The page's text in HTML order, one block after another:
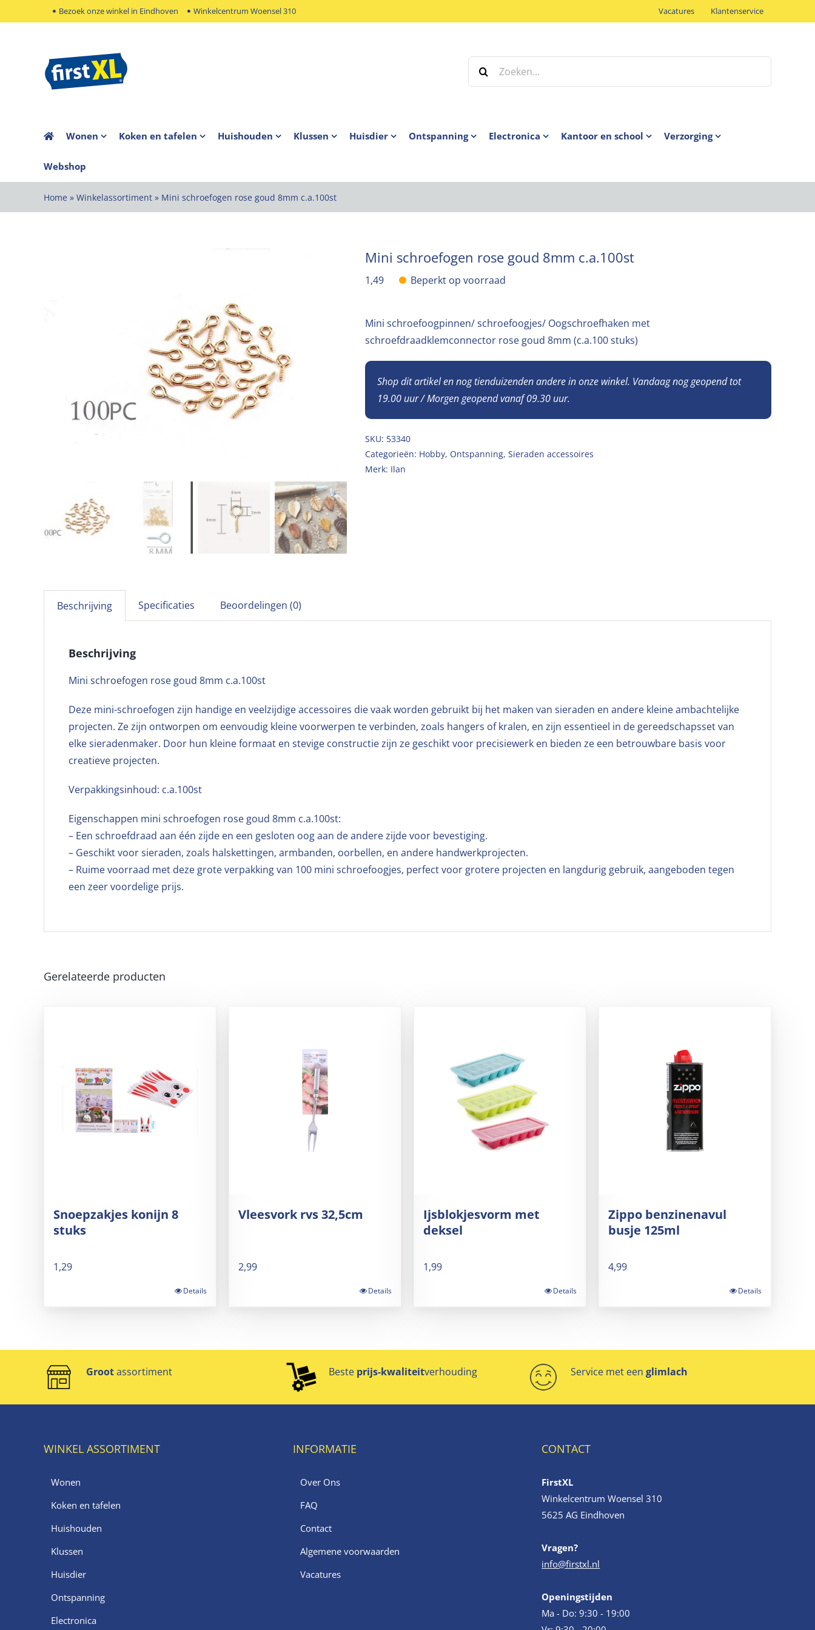
naar
Bezoek onze winkel in Eindhoven Winkelcentrum Woensel 310 Vacatures Klantenservice
Zoeken
naar:
Wonen Koken en tafelen Huishouden Klussen Huisdier Ontspanning Electronica Kantoor en school Verzorging
Webshop
Home » Winkelassortiment » Mini schroefogen rose goud 8mm c.a.100st
Mini schroefogen rose goud 8mm c.a.100st
1,49 Beperkt op voorraad
Mini schroefoogpinnen/ schroefoogjes/ Oogschroefhaken met
schroefdraadklemconnector rose goud 8mm (c.a.100 stuks)
Shop dit artikel en nog tienduizenden andere in onze winkel. Vandaag nog geopend tot
19.00 uur / Morgen geopend vanaf 09.30 uur.
SKU: 53340
Categorieën: Hobby, Ontspanning, Sieraden accessoires
Merk: Ilan
Beschrijving Specificaties Beoordelingen (0)
Beschrijving
Mini schroefogen rose goud 8mm c.a.100st
Deze mini-schroefogen zijn handige en veelzijdige accessoires die vaak worden gebruikt bij het maken van sieraden en andere kleine ambachtelijke
projecten. Ze zijn ontworpen om eenvoudig kleine voorwerpen te verbinden, zoals hangers of kralen, en zijn essentieel in de gereedschapsset van
elke sieradenmaker. Door hun kleine formaat en stevige constructie zijn ze geschikt voor precisiewerk en bieden ze een betrouwbare basis voor
creatieve projecten.
Verpakkingsinhoud: c.a.100st
Eigenschappen mini schroefogen rose goud 8mm c.a.100st:
– Een schroefdraad aan één zijde en een gesloten oog aan de andere zijde voor bevestiging.
– Geschikt voor sieraden, zoals halskettingen, armbanden, oorbellen, en andere handwerkprojecten.
– Ruime voorraad met deze grote verpakking van 100 mini schroefoogjes, perfect voor grotere projecten en langdurig gebruik, aangeboden tegen
een zeer voordelige prijs.
Gerelateerde producten
Snoepzakjes konijn 8
stuks
1,29
Details
Vleesvork rvs 32,5cm
2,99
Details
Ijsblokjesvorm met
deksel
1,99
Details
Zippo benzinenavul
busje 125ml
4,99
Details
Grootassortiment Beste prijs-kwaliteitverhouding Service met eenglimlach
WINKEL ASSORTIMENT
Wonen
Koken en tafelen
Huishouden
Klussen
Huisdier
Ontspanning
Electronica
INFORMATIE
Over Ons
FAQ
Contact
Algemene voorwaarden
Vacatures
CONTACT
FirstXL
Winkelcentrum Woensel 310
5625 AG Eindhoven
Vragen?
info@firstxl.nl
Openingstijden
Ma - Do: 9:30 - 19:00